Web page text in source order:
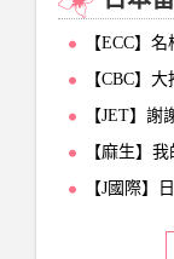
【ECC】
【CBC】
【JET】
【麻生】
【J國際】